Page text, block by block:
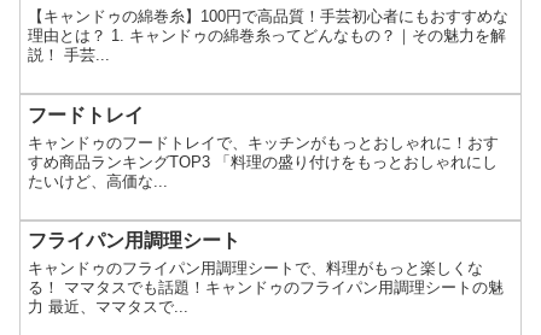
【キャンドゥの綿巻糸】100円で高品質！手芸初心者にもおすすめな
理由とは？ 1. キャンドゥの綿巻糸ってどんなもの？｜その魅力を解
説！ 手芸...
フードトレイ
キャンドゥのフードトレイで、キッチンがもっとおしゃれに！おす
すめ商品ランキングTOP3 「料理の盛り付けをもっとおしゃれにし
たいけど、高価な...
フライパン用調理シート
キャンドゥのフライパン用調理シートで、料理がもっと楽しくな
る！ ママタスでも話題！キャンドゥのフライパン用調理シートの魅
力 最近、ママタスで...